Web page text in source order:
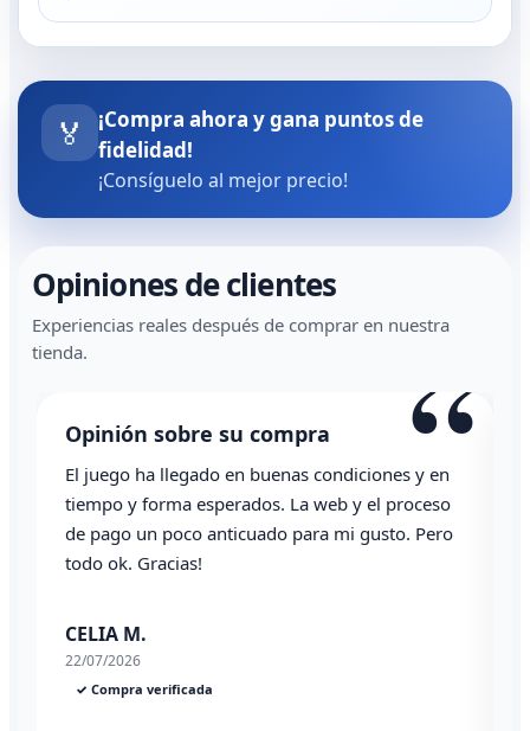
🏅
¡Compra ahora y gana puntos de
fidelidad!
¡Consíguelo al mejor precio!
Opiniones de clientes
Experiencias reales después de comprar en nuestra
tienda.
“
Opinión sobre su compra
El juego ha llegado en buenas condiciones y en
tiempo y forma esperados. La web y el proceso
de pago un poco anticuado para mi gusto. Pero
todo ok. Gracias!
CELIA M.
22/07/2026
✓ Compra verificada